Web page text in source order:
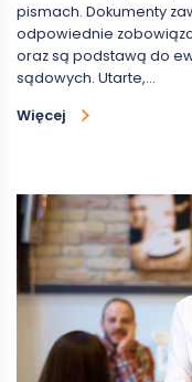
pismach. Dokumenty
odpowiednie
oraz są podstawą do
sądowych. Utarte,…
Więcej